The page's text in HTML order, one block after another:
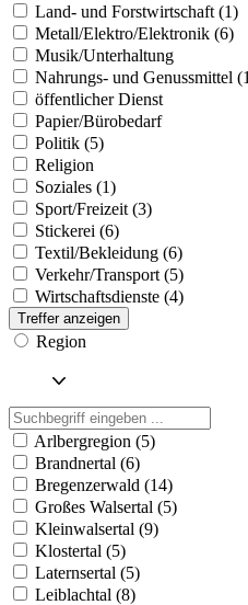
Land- und Forstwirtschaft (1)
Metall/Elektro/Elektronik (6)
Musik/Unterhaltung
Nahrungs- und Genussmittel
öffentlicher Dienst
Papier/Bürobedarf
Politik (5)
Religion
Soziales (1)
Sport/Freizeit (3)
Stickerei (6)
Textil/Bekleidung (6)
Verkehr/Transport (5)
Wirtschaftsdienste (4)
Treffer anzeigen
Region
Arlbergregion (5)
Brandnertal (6)
Bregenzerwald (14)
Großes Walsertal (5)
Kleinwalsertal (9)
Klostertal (5)
Laternsertal (5)
Leiblachtal (8)